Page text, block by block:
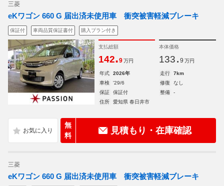
三菱
eKワゴン 660 G 届出済未使用車 衝突被害軽減ブレーキ
保証付 車両品質保証書付 購入プラン付き
支払総額
142.9 万円
本体価格
133. 9 万円
年式 2026年 走行
7km
車検
'29/6 修復
なし
保証
保証付 整備
-
住所
愛知県 春日井市
無
料
見積もり・在庫確認
三菱
eKワゴン 660 G 届出済未使用車 衝突被害軽減ブレーキ